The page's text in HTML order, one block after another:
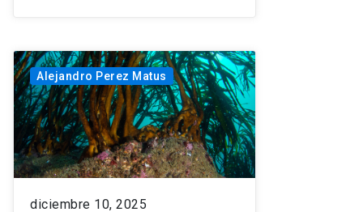
Alejandro Perez Matus
diciembre 10, 2025